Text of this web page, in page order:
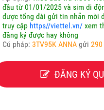
đầu từ 01/01/2025 và sim di
được tổng đài gửi tin nhắn mời
truy cập https//viettel.vn/xem
đăng ký được hay không
Cú pháp: 3TV95K ANNAgửi 290
ĐĂNG KÝ